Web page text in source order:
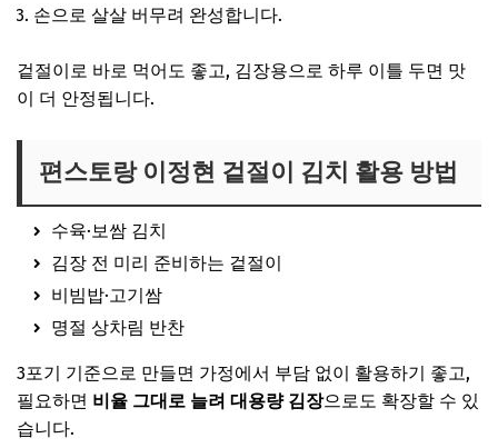
손으로 살살 버무려 완성합니다.
겉절이로 바로 먹어도 좋고, 김장용으로 하루 이틀 두면 맛
이 더 안정됩니다.
편스토랑 이정현 겉절이 김치 활용 방법
수육·보쌈 김치
김장 전 미리 준비하는 겉절이
비빔밥·고기쌈
명절 상차림 반찬
3포기 기준으로 만들면 가정에서 부담 없이 활용하기 좋고,
필요하면 비율 그대로 늘려 대용량 김장으로도 확장할 수 있
습니다.